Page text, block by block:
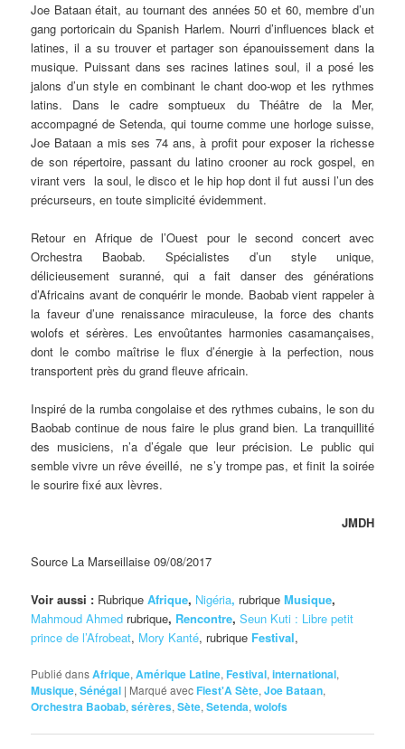
Joe Bataan était, au tournant des années 50 et 60, membre d’un
gang portoricain du Spanish Harlem. Nourri d’influences black et
latines, il a su trouver et partager son épanouissement dans la
musique. Puissant dans ses racines latines soul, il a posé les
jalons d’un style en combinant le chant doo-wop et les rythmes
latins. Dans le cadre somptueux du Théâtre de la Mer,
accompagné de Setenda, qui tourne comme une horloge suisse,
Joe Bataan a mis ses 74 ans, à profit pour exposer la richesse
de son répertoire, passant du latino crooner au rock gospel, en
virant vers la soul, le disco et le hip hop dont il fut aussi l’un des
précurseurs, en toute simplicité évidemment.
Retour en Afrique de l’Ouest pour le second concert avec
Orchestra Baobab. Spécialistes d’un style unique,
délicieusement suranné, qui a fait danser des générations
d’Africains avant de conquérir le monde. Baobab vient rappeler à
la faveur d’une renaissance miraculeuse, la force des chants
wolofs et sérères. Les envoûtantes harmonies casamançaises,
dont le combo maîtrise le flux d’énergie à la perfection, nous
transportent près du grand fleuve africain.
Inspiré de la rumba congolaise et des rythmes cubains, le son du
Baobab continue de nous faire le plus grand bien. La tranquillité
des musiciens, n’a d’égale que leur précision. Le public qui
semble vivre un rêve éveillé, ne s’y trompe pas, et finit la soirée
le sourire fixé aux lèvres.
JMDH
Source La Marseillaise 09/08/2017
Voir aussi : Rubrique Afrique, Nigéria, rubrique Musique,
Mahmoud Ahmed rubrique, Rencontre,Seun Kuti : Libre petit
prince de l’Afrobeat, Mory Kanté, rubrique Festival,
Publié dansAfrique,Amérique Latine,Festival,international,
Musique,Sénégal | Marqué avecFiest'A Sète,Joe Bataan,
Orchestra Baobab,sérères,Sète,Setenda,wolofs